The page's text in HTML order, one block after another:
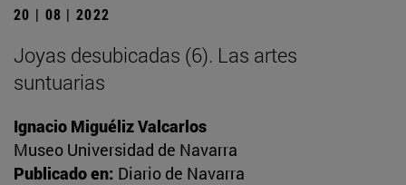
20 | 08 | 2022
Joyas desubicadas (6). Las artes
suntuarias
Ignacio Miguéliz Valcarlos
Museo Universidad de Navarra
Publicado en: Diario de Navarra